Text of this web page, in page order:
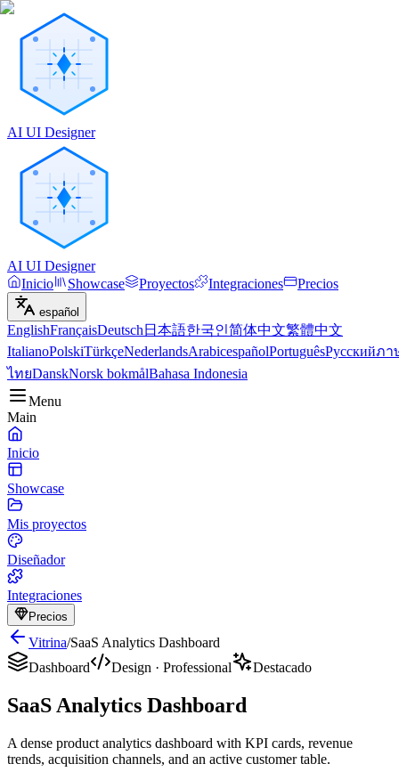
AI UI Designer
AI UI Designer
Inicio
Showcase Proyectos Integraciones Precios
español
EnglishFrançaisDeutsch 日本語한국인简体中文繁體中文
ItalianoPolskiTürkçeNederlandsArabicespañolPortuguêsРусскийภา
ไทยDanskNorsk bokmålBahasa Indonesia
Menu
Main
Inicio
Showcase
Mis proyectos
Diseñador
Integraciones
Precios
Vitrina/SaaS Analytics Dashboard
Dashboard
Design · Professional Destacado
SaaS Analytics Dashboard
A dense product analytics dashboard with KPI cards, revenue
trends, acquisition channels, and an active customer table.